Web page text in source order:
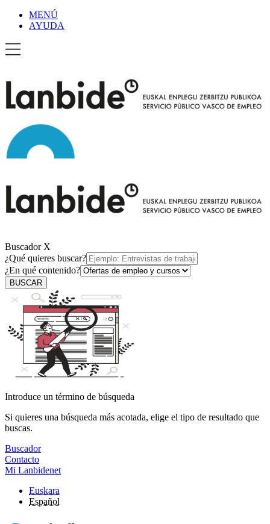
MENÚ
AYUDA
Buscador X
¿Qué quieres buscar?
¿En qué contenido?
BUSCAR
Introduce un término de búsqueda
Si quieres una búsqueda más acotada, elige el tipo de resultado que
buscas.
Buscador
Contacto
Mi Lanbidenet
Euskara
Español